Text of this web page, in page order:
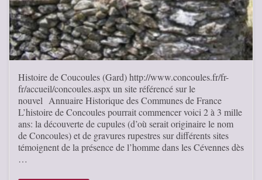
Histoire de Coucoules (Gard) http://www.concoules.fr/fr-
fr/accueil/concoules.aspx un site référencé sur le
nouvel Annuaire Historique des Communes de France
L’histoire de Concoules pourrait commencer voici 2 à 3 mille
ans: la découverte de cupules (d’où serait originaire le nom
de Concoules) et de gravures rupestres sur différents sites
témoignent de la présence de l’homme dans les Cévennes dès
…